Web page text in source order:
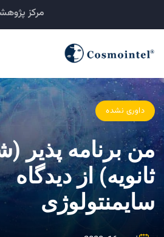
مرکز
داوری نشده
من برنامه
ثانویه) از دیدگاه
سایمنتولوژی